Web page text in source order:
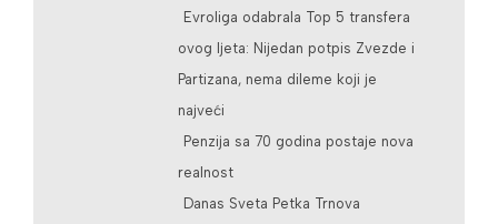
Evroliga odabrala Top 5 transfera
ovog ljeta: Nijedan potpis Zvezde i
Partizana, nema dileme koji je
najveći
Penzija sa 70 godina postaje nova
realnost
Danas Sveta Petka Trnova